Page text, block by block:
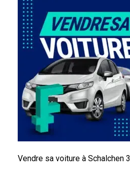
Vendre sa voiture à Schalchen 3